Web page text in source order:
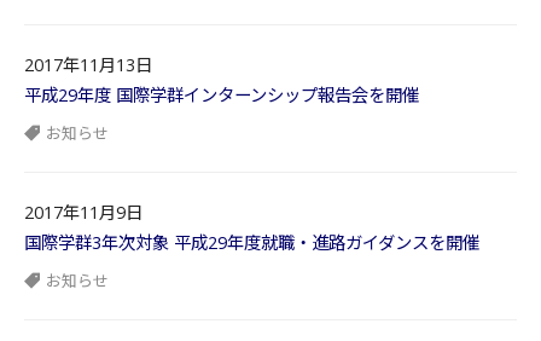
2017年11月13日
平成29年度 国際学群インターンシップ報告会を開催
お知らせ
2017年11月9日
国際学群3年次対象 平成29年度就職・進路ガイダンスを開催
お知らせ